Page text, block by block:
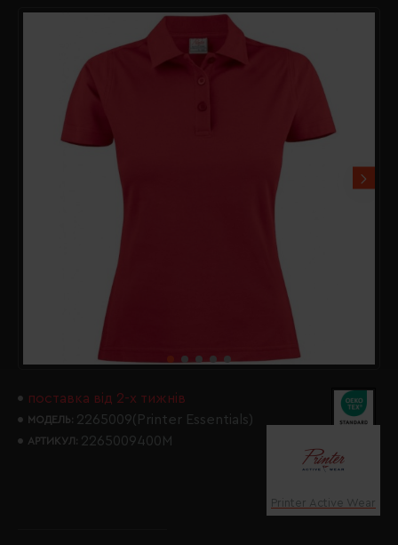
поставка від 2-х тижнів
МОДЕЛЬ: 2265009(Printer Essentials)
АРТИКУЛ: 2265009400M
Printer Active Wear